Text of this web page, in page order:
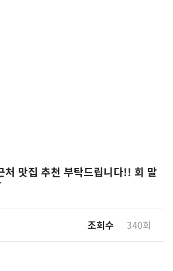
처 맛집 추천 부탁드립니다!! 회 말
조회수 340회